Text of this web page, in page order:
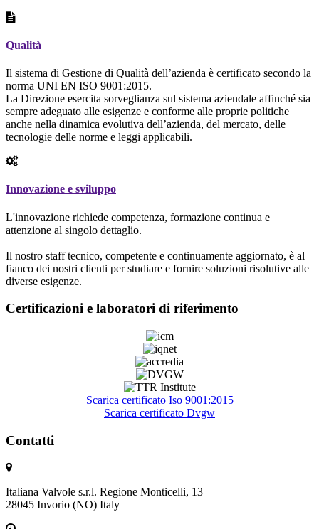
Qualità
Il sistema di Gestione di Qualità dell’azienda è certificato secondo la
norma UNI EN ISO 9001:2015.
La Direzione esercita sorveglianza sul sistema aziendale affinché sia
sempre adeguato alle esigenze e conforme alle proprie politiche
anche nella dinamica evolutiva dell’azienda, del mercato, delle
tecnologie delle norme e leggi applicabili.
Innovazione e sviluppo
L'innovazione richiede competenza, formazione continua e
attenzione al singolo dettaglio.
Il nostro staff tecnico, competente e continuamente aggiornato, è al
fianco dei nostri clienti per studiare e fornire soluzioni risolutive alle
diverse esigenze.
Certificazioni e laboratori di riferimento
Scarica certificato Iso 9001:2015
Scarica certificato Dvgw
Contatti
Italiana Valvole s.r.l. Regione Monticelli, 13
28045 Invorio (NO) Italy